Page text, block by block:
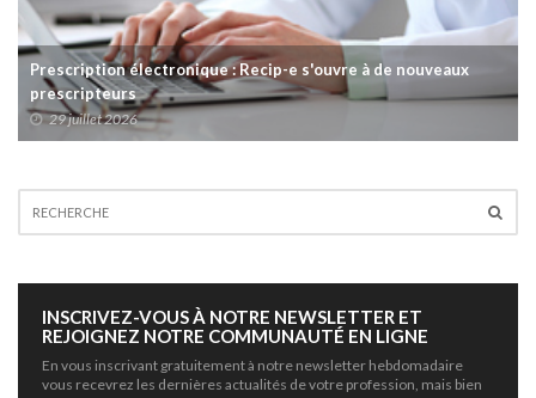
Prescription électronique : Recip-e s'ouvre à de nouveaux
prescripteurs
29 juillet 2026
INSCRIVEZ-VOUS À NOTRE NEWSLETTER ET
REJOIGNEZ NOTRE COMMUNAUTÉ EN LIGNE
En vous inscrivant gratuitement à notre newsletter hebdomadaire
vous recevrez les dernières actualités de votre profession, mais bien